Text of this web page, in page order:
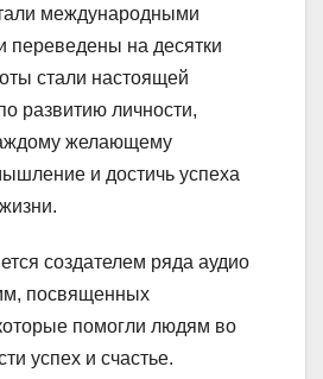
международными
переведены на десятки
стали настоящей
развитию личности,
желающему
и достичь успеха
создателем ряда аудио
посвященных
помогли людям во
успех и счастье.